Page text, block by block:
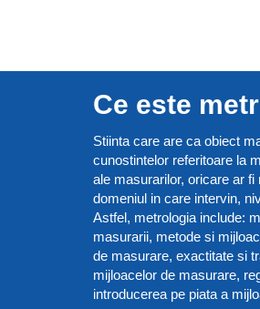
Ce este
Stiinta care are ca obiect
cunostintelor referitoare la
ale masurarilor, oricare ar
domeniul in care intervin,
Astfel, metrologia include:
masurarii, metode si
de masurare, exactitate si
mijloacelor de masurare,
introducerea pe piata a